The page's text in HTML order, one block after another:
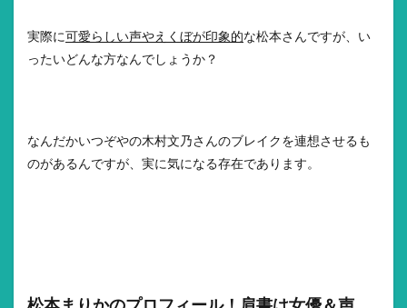
実際に 可愛らしい声やえくぼが印象的な松本さんですが、い
ったいどんな方なんでしょうか？
なんだかいつぞやの木村文乃さんのブレイクを連想させるも
のがあるんですが、実に気になる存在であります。